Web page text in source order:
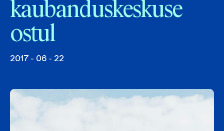
kaubanduskeskuse
ostul
2017 - 06 - 22